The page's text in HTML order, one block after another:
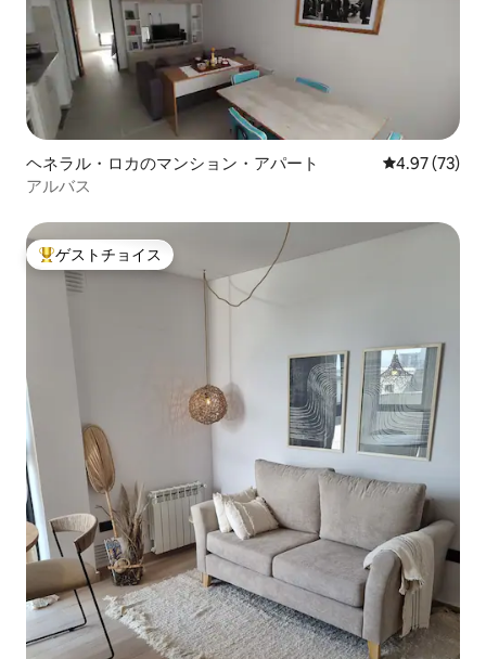
ヘネラル・ロカのマンション・アパート レビュー73
4.97 (73)
アルバス
大好評のゲストチョイスです。
ゲストチョイス